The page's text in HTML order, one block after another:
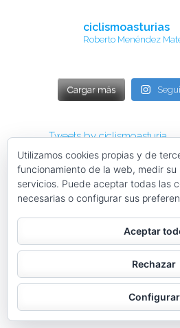
ciclismoasturias
Roberto Menéndez
Cargar más
Tweets by ciclismoasturia
TODAS NUESTRAS
Instagram
menendezmoda
Utilizamos cookies propias y de
funcionamiento de la web, medir su
servicios. Puede aceptar todas las
necesarias o configurar sus
Aceptar
Rechazar
Configurar